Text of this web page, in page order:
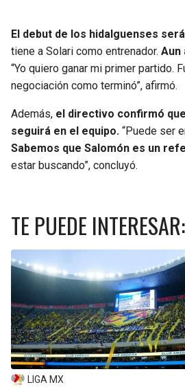
El debut de los hidalguenses
tiene a Solari como entrenador. Aun
“Yo quiero ganar mi primer partido.
negociación como terminó”, afirmó.
Además, el directivo confirmó
seguirá en el equipo. “Puede ser
Sabemos que Salomón es un
estar buscando”, concluyó.
TE PUEDE INTERESAR:
LIGA MX